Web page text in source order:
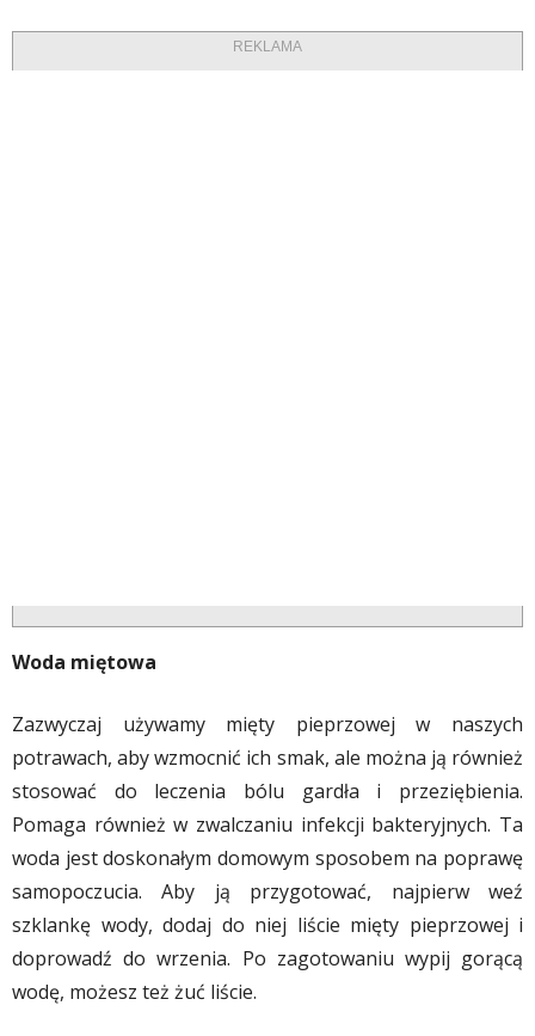
REKLAMA
Woda miętowa
Zazwyczaj używamy mięty pieprzowej w naszych
potrawach, aby wzmocnić ich smak, ale można ją również
stosować do leczenia bólu gardła i przeziębienia.
Pomaga również w zwalczaniu infekcji bakteryjnych. Ta
woda jest doskonałym domowym sposobem na poprawę
samopoczucia. Aby ją przygotować, najpierw weź
szklankę wody, dodaj do niej liście mięty pieprzowej i
doprowadź do wrzenia. Po zagotowaniu wypij gorącą
wodę, możesz też żuć liście.